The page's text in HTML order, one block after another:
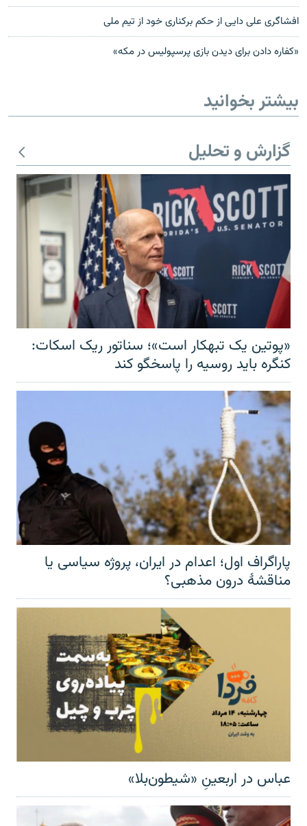
افشاگری علی دایی از حکم برکناری خود از تیم ملی
«کفاره دادن برای دیدن بازی پرسپولیس در مکه»
بیشتر بخوانید
گزارش و تحلیل
«پوتین یک تبهکار است»؛ سناتور ریک اسکات:
کنگره باید روسیه را پاسخگو کند
پاراگراف اول؛ اعدام در ایران، پروژه سیاسی یا
مناقشهٔ درون مذهبی؟
عباس در اربعینِ «شیطون‌بلا»